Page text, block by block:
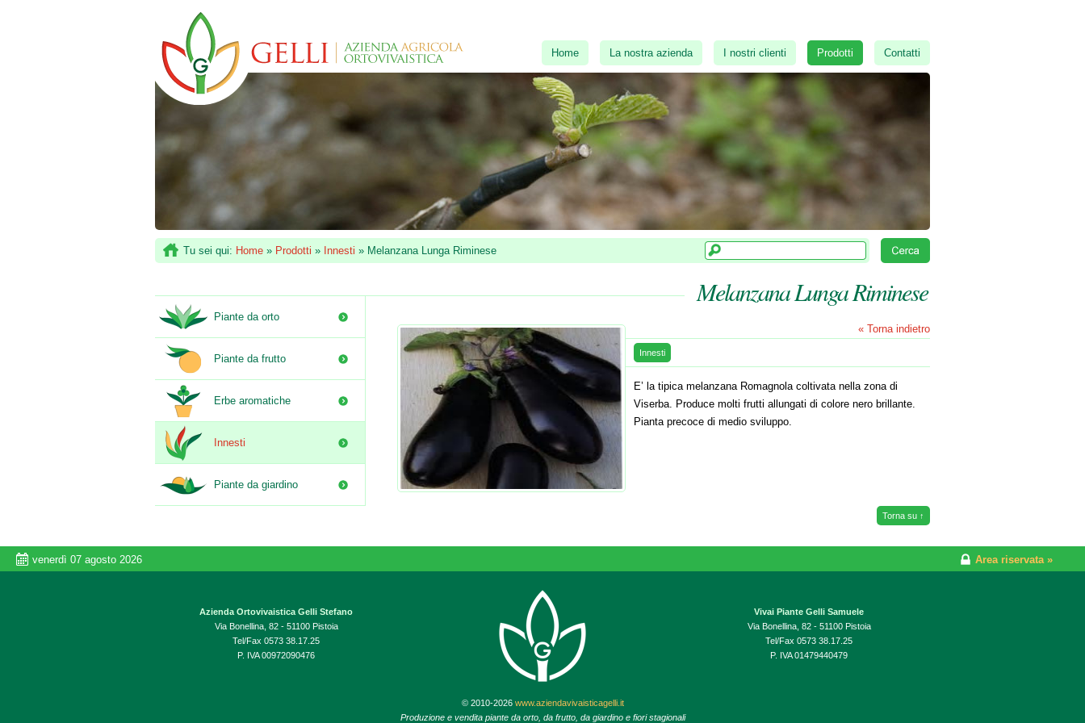
Home La nostra azienda I nostri clienti Prodotti Contatti
Tu sei qui: Home » Prodotti » Innesti » Melanzana Lunga Riminese
Melanzana Lunga Riminese
« Torna indietro
Innesti
E’ la tipica melanzana Romagnola coltivata nella zona di
Viserba. Produce molti frutti allungati di colore nero brillante.
Pianta precoce di medio sviluppo.
Piante da orto
Piante da frutto
Erbe aromatiche
Innesti
Piante da giardino
Torna su ↑
venerdì 07 agosto 2026 Area riservata »
Azienda Ortovivaistica Gelli Stefano
Via Bonellina, 82 - 51100 Pistoia
Tel/Fax 0573 38.17.25
P. IVA 00972090476
Vivai Piante Gelli Samuele
Via Bonellina, 82 - 51100 Pistoia
Tel/Fax 0573 38.17.25
P. IVA 01479440479
© 2010-2026 www.aziendavivaisticagelli.it
Produzione e vendita piante da orto, da frutto, da giardino e fiori stagionali